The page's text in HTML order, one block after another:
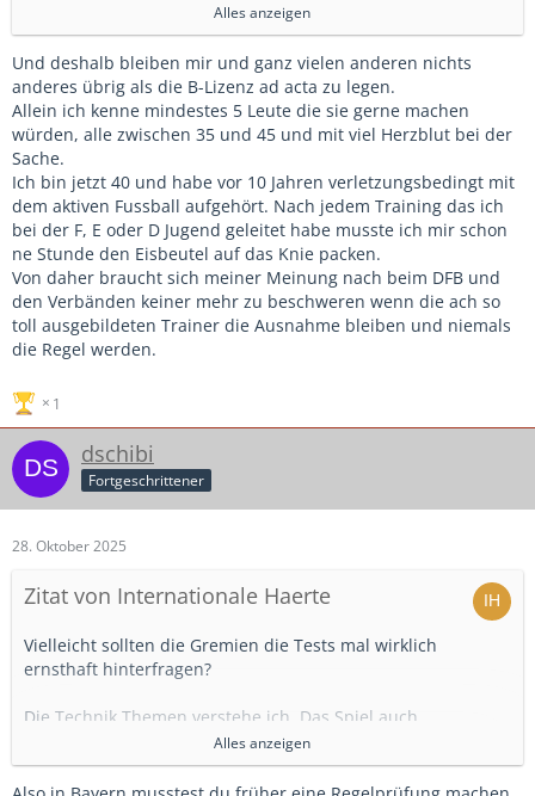
Aber als KO Kriterium 3000m Lauf unter 19 Minuten.
Verstehe das bspw. bei einem Bundesliga Schiri. Aber bei
einer B Lizenz?
Was soll das? Absolut unverständlich...
Natürlich, für einen halbwegs im Saft stehenden
Erwachsenen machbar, aber gibt ja auch ehemalige
fußkranke Spieler, oder der eine oder andere, der zu
intensiv in der dritten Halbzeit unterwegs war. Die sieht
man dann mit schmerverzerrtem Gesicht um den Platz
humpeln?
So groß ist die Coaching Zone jetzt auch wieder nicht...
Alles anzeigen
Und deshalb bleiben mir und ganz vielen anderen nichts
anderes übrig als die B-Lizenz ad acta zu legen.
Allein ich kenne mindestes 5 Leute die sie gerne machen
würden, alle zwischen 35 und 45 und mit viel Herzblut bei der
Sache.
Ich bin jetzt 40 und habe vor 10 Jahren verletzungsbedingt mit
dem aktiven Fussball aufgehört. Nach jedem Training das ich
bei der F, E oder D Jugend geleitet habe musste ich mir schon
ne Stunde den Eisbeutel auf das Knie packen.
Von daher braucht sich meiner Meinung nach beim DFB und
den Verbänden keiner mehr zu beschweren wenn die ach so
toll ausgebildeten Trainer die Ausnahme bleiben und niemals
die Regel werden.
1
dschibi
Fortgeschrittener
28. Oktober 2025
Zitat von Internationale Haerte
Vielleicht sollten die Gremien die Tests mal wirklich
ernsthaft hinterfragen?
Die Technik Themen verstehe ich. Das Spiel auch.
Aber als KO Kriterium 3000m Lauf unter 19 Minuten.
Verstehe das bspw. bei einem Bundesliga Schiri. Aber bei
Alles anzeigen